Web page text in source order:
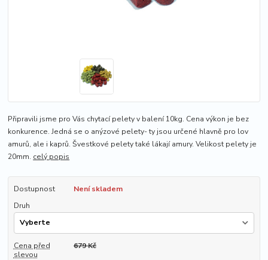
Připravili jsme pro Vás chytací pelety v balení 10kg. Cena výkon je bez
konkurence. Jedná se o anýzové pelety- ty jsou určené hlavně pro lov
amurů, ale i kaprů. Švestkové pelety také lákají amury. Velikost pelety je
20mm. celý popis
Dostupnost
Není skladem
Druh
Cena před
slevou
679 Kč